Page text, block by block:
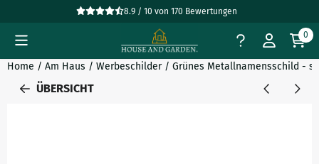
Cookie-Einstellungen verfügbar. Einstellungen wählen oder
8.9 / 10 von170 Bewertungen
0
Home / Am Haus / Werbeschilder / Grünes Metallnamensschild -
ÜBERSICHT